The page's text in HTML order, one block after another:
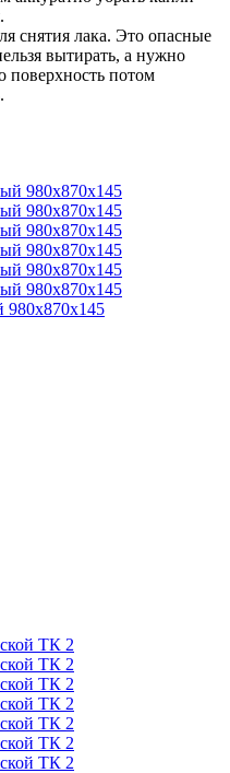
снятия лака. Это опасные
вытирать, а нужно
поверхность потом